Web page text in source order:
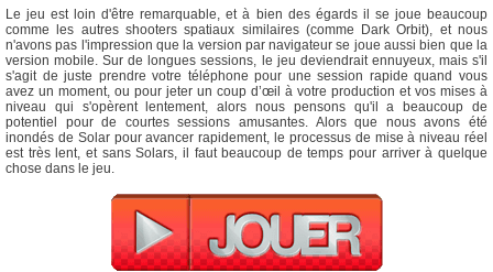
Le jeu est loin d'être remarquable, et à bien des égards il se joue beaucoup
comme les autres shooters spatiaux similaires (comme Dark Orbit), et nous
n'avons pas l'impression que la version par navigateur se joue aussi bien que la
version mobile. Sur de longues sessions, le jeu deviendrait ennuyeux, mais s'il
s'agit de juste prendre votre téléphone pour une session rapide quand vous
avez un moment, ou pour jeter un coup d’œil à votre production et vos mises à
niveau qui s'opèrent lentement, alors nous pensons qu'il a beaucoup de
potentiel pour de courtes sessions amusantes. Alors que nous avons été
inondés de Solar pour avancer rapidement, le processus de mise à niveau réel
est très lent, et sans Solars, il faut beaucoup de temps pour arriver à quelque
chose dans le jeu.